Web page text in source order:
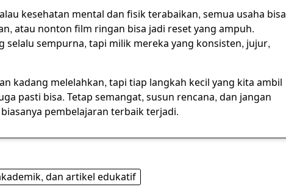
kesehatan mental dan fisik terabaikan, semua usaha bisa
atau nonton film ringan bisa jadi reset yang ampuh.
selalu sempurna, tapi milik mereka yang konsisten, jujur,
kadang melelahkan, tapi tiap langkah kecil yang kita ambil
pasti bisa. Tetap semangat, susun rencana, dan jangan
pembelajaran terbaik terjadi.
dan artikel edukatif